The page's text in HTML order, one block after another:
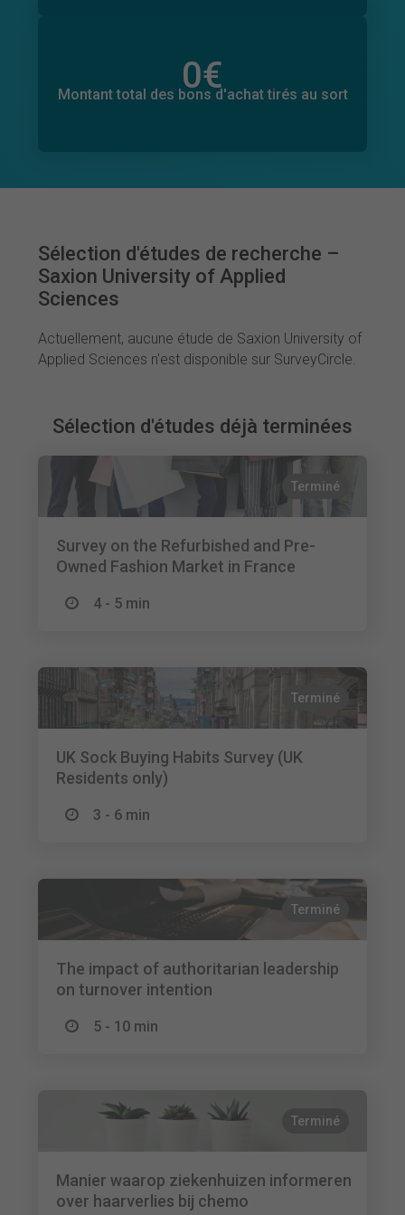
0€
Montant total des bons d'achat tirés au sort
0€
Montant total des dons promis
Sélection d'études de recherche –
Saxion University of Applied
Sciences
Actuellement, aucune étude de Saxion University of
Applied Sciences n'est disponible sur SurveyCircle.
Sélection d'études déjà terminées
Terminé
Survey on the Refurbished and Pre-
Owned Fashion Market in France
4 - 5 min
Terminé
UK Sock Buying Habits Survey (UK
Residents only)
3 - 6 min
Terminé
The impact of authoritarian leadership
on turnover intention
5 - 10 min
Terminé
Manier waarop ziekenhuizen informeren
over haarverlies bij chemo